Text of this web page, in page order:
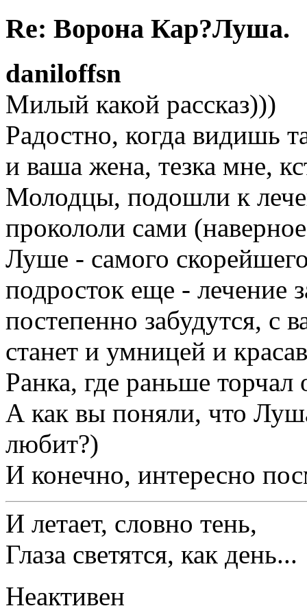
Re: Ворона Кар?Луша.
daniloffsn
Милый какой рассказ)))
Радостно, когда видишь
и ваша жена, тезка мне,
Молодцы, подошли к
прокололи сами
Луше - самого
подросток еще - лечение
постепенно забудутся, с
станет и умницей и
Ранка, где раньше
А как вы поняли, что
любит?)
И конечно, интересно
И летает, словно тень,
Глаза светятся, как день...
Неактивен